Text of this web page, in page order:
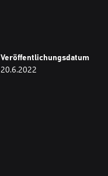
Veröffentlichungsdatum
20.6.2022